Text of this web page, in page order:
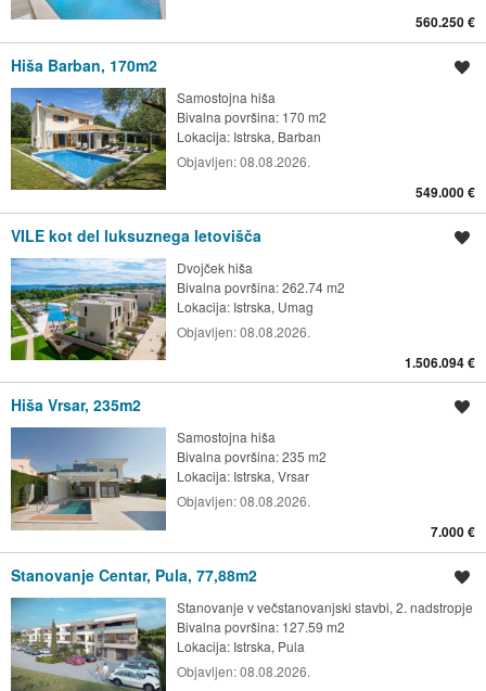
560.250 €
Hiša Barban, 170m2
Samostojna hiša
Bivalna površina: 170 m2
Lokacija: Istrska, Barban
Objavljen:08.08.2026.
549.000 €
VILE kot del luksuznega letovišča
Dvojček hiša
Bivalna površina: 262.74 m2
Lokacija: Istrska, Umag
Objavljen:08.08.2026.
1.506.094 €
Hiša Vrsar, 235m2
Samostojna hiša
Bivalna površina: 235 m2
Lokacija: Istrska, Vrsar
Objavljen:08.08.2026.
7.000 €
Stanovanje Centar, Pula, 77,88m2
Stanovanje v večstanovanjski stavbi, 2. nadstropje
Bivalna površina: 127.59 m2
Lokacija: Istrska, Pula
Objavljen:08.08.2026.